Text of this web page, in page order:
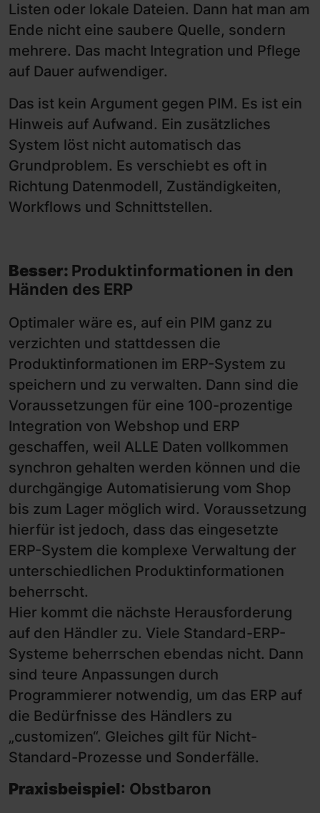
Listen oder lokale Dateien. Dann hat man am
Ende nicht eine saubere Quelle, sondern
mehrere. Das macht Integration und Pflege
auf Dauer aufwendiger.
Das ist kein Argument gegen PIM. Es ist ein
Hinweis auf Aufwand. Ein zusätzliches
System löst nicht automatisch das
Grundproblem. Es verschiebt es oft in
Richtung Datenmodell, Zuständigkeiten,
Workflows und Schnittstellen.
Besser: Produktinformationen in den
Händen des ERP
Optimaler wäre es, auf ein PIM ganz zu
verzichten und stattdessen die
Produktinformationen im ERP-System zu
speichern und zu verwalten. Dann sind die
Voraussetzungen für eine 100-prozentige
Integration von Webshop und ERP
geschaffen, weil ALLE Daten vollkommen
synchron gehalten werden können und die
durchgängige Automatisierung vom Shop
bis zum Lager möglich wird. Voraussetzung
hierfür ist jedoch, dass das eingesetzte
ERP-System die komplexe Verwaltung der
unterschiedlichen Produktinformationen
beherrscht.
Hier kommt die nächste Herausforderung
auf den Händler zu. Viele Standard-ERP-
Systeme beherrschen ebendas nicht. Dann
sind teure Anpassungen durch
Programmierer notwendig, um das ERP auf
die Bedürfnisse des Händlers zu
„customizen“. Gleiches gilt für Nicht-
Standard-Prozesse und Sonderfälle.
Praxisbeispiel: Obstbaron